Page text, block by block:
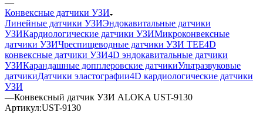
Конвексные датчики УЗИ
Линейные датчики УЗИЭндокавитальные датчики
УЗИКардиологические датчики УЗИМикроконвексные
датчики УЗИЧреспищеводные датчики УЗИ TEE4D
конвексные датчики УЗИ4D эндокавитальные датчики
УЗИКарандашные допплеровские датчикиУльтразвуковые
датчикиДатчики эластографии4D кардиологические датчики
УЗИ
—Конвексный датчик УЗИ ALOKA UST-9130
Артикул:UST-9130